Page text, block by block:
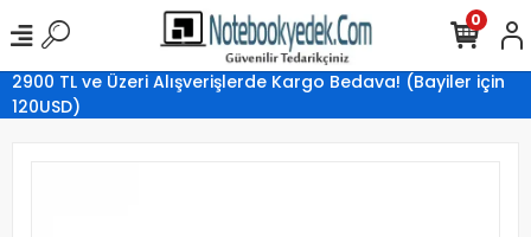
2900 TL ve Üzeri Alışverişlerde Kargo Bedava! (Bayiler için
120USD)
0